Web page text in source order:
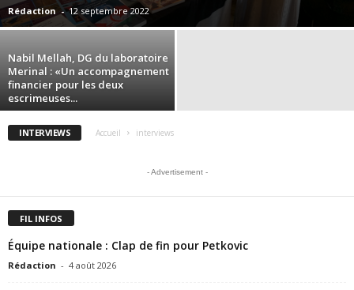
Rédaction - 12 septembre 2022
Nabil Mellah, DG du laboratoire
Merinal : «Un accompagnement
financier pour les deux
escrimeuses...
INTERVIEWS Accueil interviews
- Advertisement -
FIL INFOS
Équipe nationale : Clap de fin pour Petkovic
Rédaction - 4 août 2026